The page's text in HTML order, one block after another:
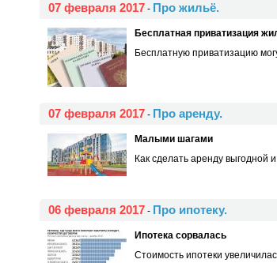
07 февраля 2017 - Про жильё.
Бесплатная приватизация
Бесплатную приватизацию
07 февраля 2017 - Про аренду.
Малыми шагами
Как сделать аренду выгодной
06 февраля 2017 - Про ипотеку.
Ипотека сорвалась
Стоимость ипотеки